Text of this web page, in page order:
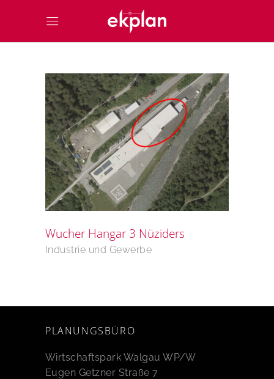
Wucher Hangar 3 Nüziders
Industrie und Gewerbe
PLANUNGSBÜRO
Wirtschaftspark Walgau WP/W
Eugen Getzner Straße 7